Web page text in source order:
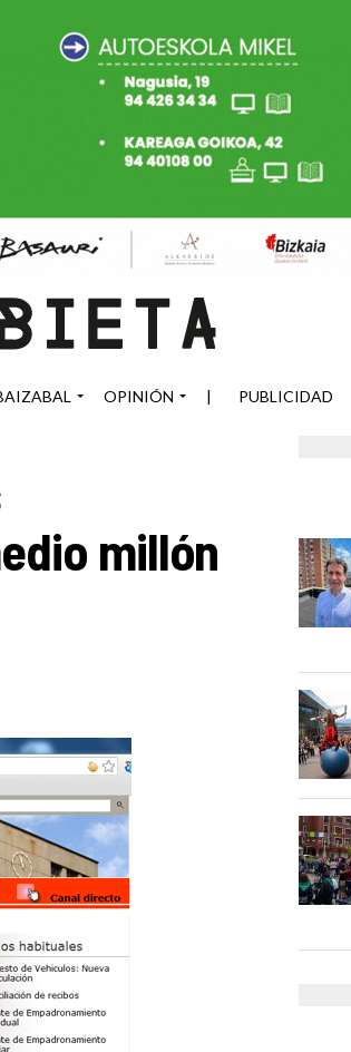
OPINIÓN | PUBLICIDAD
millón